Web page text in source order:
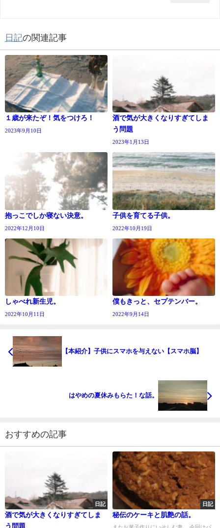
日記の関連記事
１歳が来たぞ！気をつけろ！
2023年9月10日
酒で気が大きくなりすぎてしま
う問題
2023年1月13日
抱っこでしか寝ない決意。
2022年12月10日
子供を育てる子供。
2022年10月19日
しゃべれ新生児。
2022年10月11日
僕もきっと、セプテンバー。
2022年9月14日
【本紹介】子供にスマホを与えない【スマホ脳】
はやめの夏休みもらた！な話。
おすすめの記事
日記
酒で気が大きくなりすぎてしま
う問題
日記
秘伝のケーキと肌艶の話。
またお菓子作りにいそしむ妻。 今回はパ